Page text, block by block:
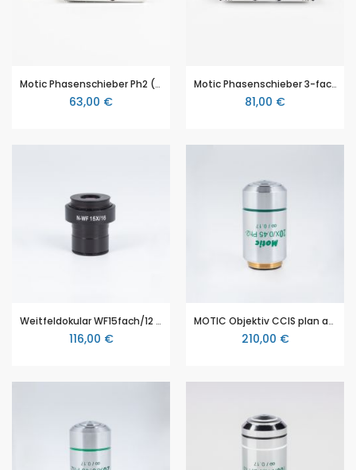
Motic Phasenschieber Ph2 (20X, 40X)
63,00 €
Motic Phasenschieber 3-fach; für Ph1 Ph2 und Hellfeld
81,00 €
Weitfeldokular WF15fach/12 plan Dioptrenversetzung
116,00 €
MOTIC Objektiv CCIS plan achromat, phase neg., EC-H PLPH, 20X / 0.45 (WD=0,9mm)
210,00 €